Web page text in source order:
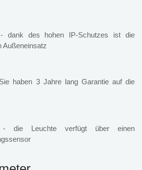
- dank des hohen IP-Schutzes ist die
Außeneinsatz
haben 3 Jahre lang Garantie auf die
die Leuchte verfügt über einen